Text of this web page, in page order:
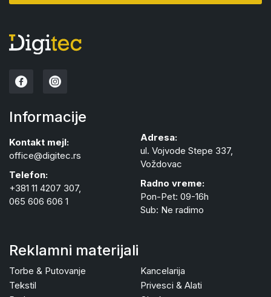
Informacije
Kontakt mejl:
office@digitec.rs
Telefon:
+381 11 4207 307,
065 606 606 1
Adresa:
ul. Vojvode Stepe 337,
Voždovac
Radno vreme:
Pon-Pet: 09-16h
Sub: Ne radimo
Reklamni materijali
Torbe & Putovanje
Tekstil
Kancelarija
Privesci & Alati